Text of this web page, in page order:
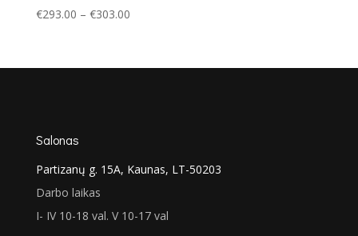
€293.00 – €303.00Price
through
Salonas
Partizanų g. 15A, Kaunas, LT-50203
Darbo laikas
I- IV 10-18 val. V 10-17 val